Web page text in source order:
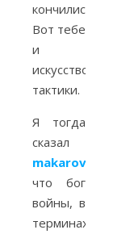
кончились.
Вот тебе
и
искусство
тактики.
Я тогда
сказал
makarovslava
что бог
войны, в
терминах